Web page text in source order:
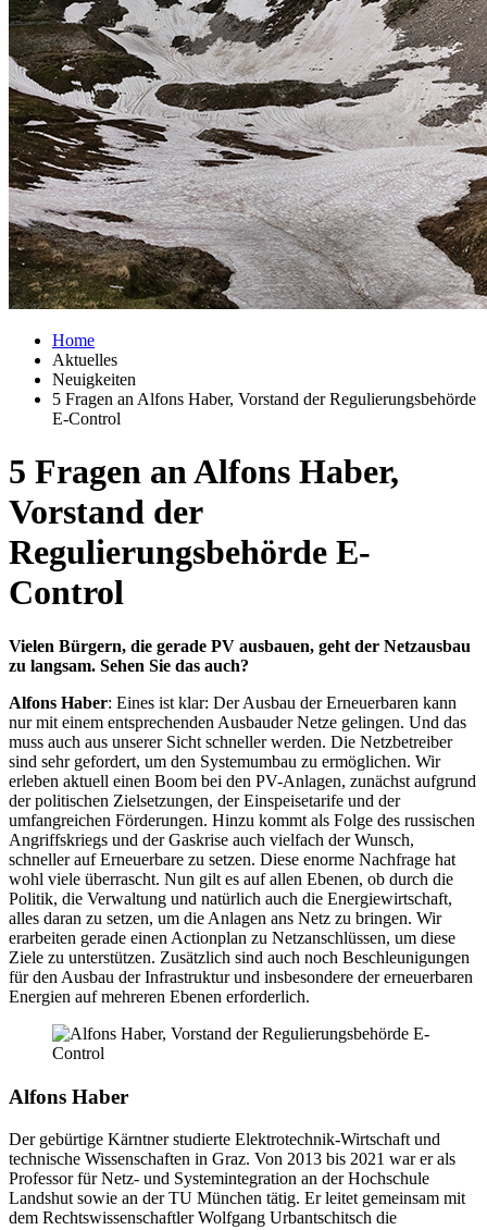
Home
Aktuelles
Neuigkeiten
5 Fragen an Alfons Haber, Vorstand der Regulierungsbehörde
E-Control
5 Fragen an Alfons Haber,
Vorstand der
Regulierungsbehörde E-
Control
Vielen Bürgern, die gerade PV ausbauen, geht der Netzausbau
zu langsam. Sehen Sie das auch?
Alfons Haber: Eines ist klar: Der Ausbau der Erneuerbaren kann
nur mit einem entsprechenden Ausbauder Netze gelingen. Und das
muss auch aus unserer Sicht schneller werden. Die Netzbetreiber
sind sehr gefordert, um den Systemumbau zu ermöglichen. Wir
erleben aktuell einen Boom bei den PV-Anlagen, zunächst aufgrund
der politischen Zielsetzungen, der Einspeisetarife und der
umfangreichen Förderungen. Hinzu kommt als Folge des russischen
Angriffskriegs und der Gaskrise auch vielfach der Wunsch,
schneller auf Erneuerbare zu setzen. Diese enorme Nachfrage hat
wohl viele überrascht. Nun gilt es auf allen Ebenen, ob durch die
Politik, die Verwaltung und natürlich auch die Energiewirtschaft,
alles daran zu setzen, um die Anlagen ans Netz zu bringen. Wir
erarbeiten gerade einen Actionplan zu Netzanschlüssen, um diese
Ziele zu unterstützen. Zusätzlich sind auch noch Beschleunigungen
für den Ausbau der Infrastruktur und insbesondere der erneuerbaren
Energien auf mehreren Ebenen erforderlich.
Alfons Haber
Der gebürtige Kärntner studierte Elektrotechnik-Wirtschaft und
technische Wissenschaften in Graz. Von 2013 bis 2021 war er als
Professor für Netz- und Systemintegration an der Hochschule
Landshut sowie an der TU München tätig. Er leitet gemeinsam mit
dem Rechtswissenschaftler Wolfgang Urbantschitsch die